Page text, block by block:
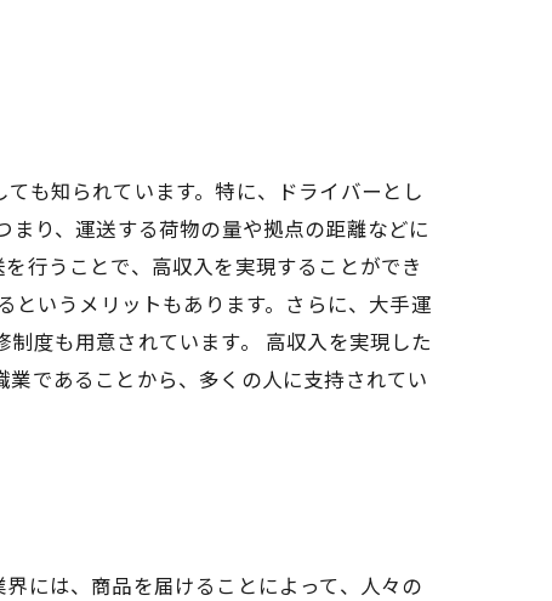
も知られています。特に、ドライバーとし
り、運送する荷物の量や拠点の距離などに
行うことで、高収入を実現することができ
というメリットもあります。さらに、大手運
度も用意されています。 高収入を実現した
であることから、多くの人に支持されてい
には、商品を届けることによって、人々の